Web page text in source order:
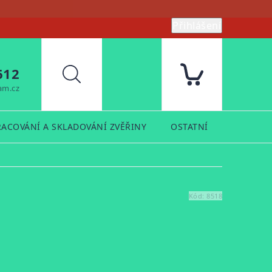
Hledat
A SKLADOVÁNÍ ZVĚŘINY OSTATNÍ
Kód: 8518